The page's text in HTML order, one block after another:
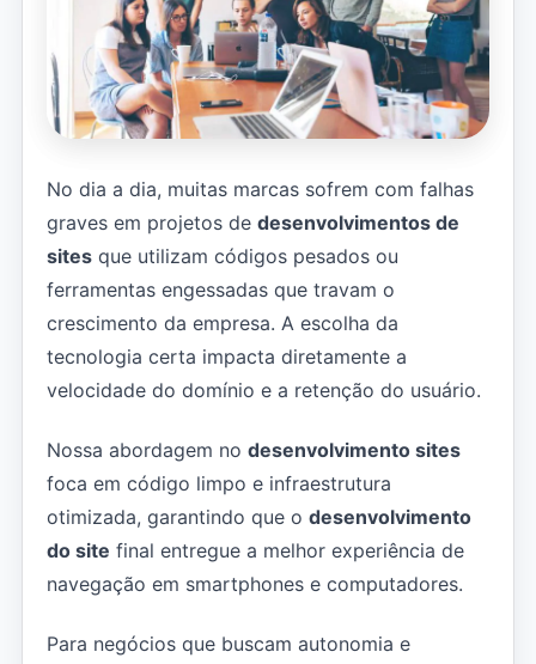
No dia a dia, muitas marcas sofrem com falhas
graves em projetos de desenvolvimentos de
sites que utilizam códigos pesados ou
ferramentas engessadas que travam o
crescimento da empresa. A escolha da
tecnologia certa impacta diretamente a
velocidade do domínio e a retenção do usuário.
Nossa abordagem no desenvolvimento sites
foca em código limpo e infraestrutura
otimizada, garantindo que o desenvolvimento
do site final entregue a melhor experiência de
navegação em smartphones e computadores.
Para negócios que buscam autonomia e